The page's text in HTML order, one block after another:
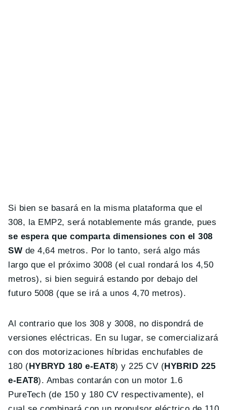
Si bien se basará en la misma plataforma que el
308, la EMP2, será notablemente más grande, pues
se espera que comparta dimensiones con el 308
SW de 4,64 metros. Por lo tanto, será algo más
largo que el próximo 3008 (el cual rondará los 4,50
metros), si bien seguirá estando por debajo del
futuro 5008 (que se irá a unos 4,70 metros).
Al contrario que los 308 y 3008, no dispondrá de
versiones eléctricas. En su lugar, se comercializará
con dos motorizaciones híbridas enchufables de
180 (HYBRYD 180 e-EAT8) y 225 CV (HYBRID 225
e-EAT8). Ambas contarán con un motor 1.6
PureTech (de 150 y 180 CV respectivamente), el